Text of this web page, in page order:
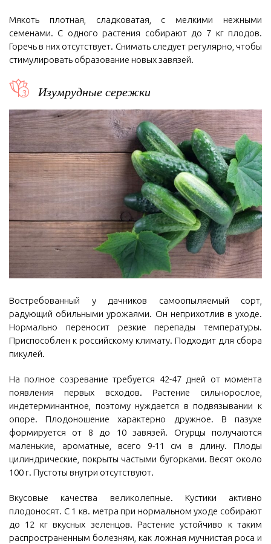
Мякоть плотная, сладковатая, с мелкими нежными
семенами. С одного растения собирают до 7 кг плодов.
Горечь в них отсутствует. Снимать следует регулярно, чтобы
стимулировать образование новых завязей.
Изумрудные сережки
Востребованный у дачников самоопыляемый сорт,
радующий обильными урожаями. Он неприхотлив в уходе.
Нормально переносит резкие перепады температуры.
Приспособлен к российскому климату. Подходит для сбора
пикулей.
На полное созревание требуется 42-47 дней от момента
появления первых всходов. Растение сильнорослое,
индетерминантное, поэтому нуждается в подвязывании к
опоре. Плодоношение характерно дружное. В пазухе
формируется от 8 до 10 завязей. Огурцы получаются
маленькие, ароматные, всего 9-11 см в длину. Плоды
цилиндрические, покрыты частыми бугорками. Весят около
100 г. Пустоты внутри отсутствуют.
Вкусовые качества великолепные. Кустики активно
плодоносят. С 1 кв. метра при нормальном уходе собирают
до 12 кг вкусных зеленцов. Растение устойчиво к таким
распространенным болезням, как ложная мучнистая роса и